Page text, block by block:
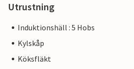
Utrustning
Induktionshäll : 5 Hobs
Kylskåp
Köksfläkt